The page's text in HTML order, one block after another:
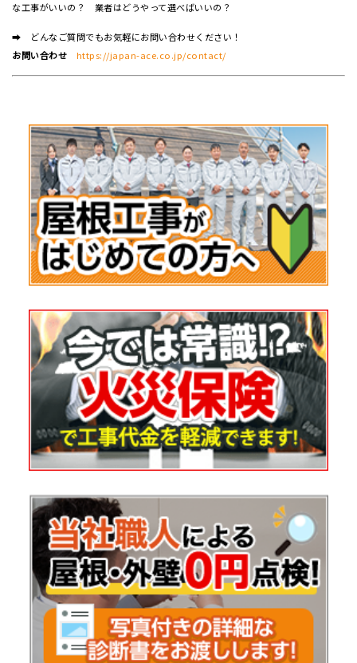
な工事がいいの？ 業者はどうやって選べばいいの？
➡ どんなご質問でもお気軽にお問い合わせください！
お問い合わせ
https://japan-ace.co.jp/contact/